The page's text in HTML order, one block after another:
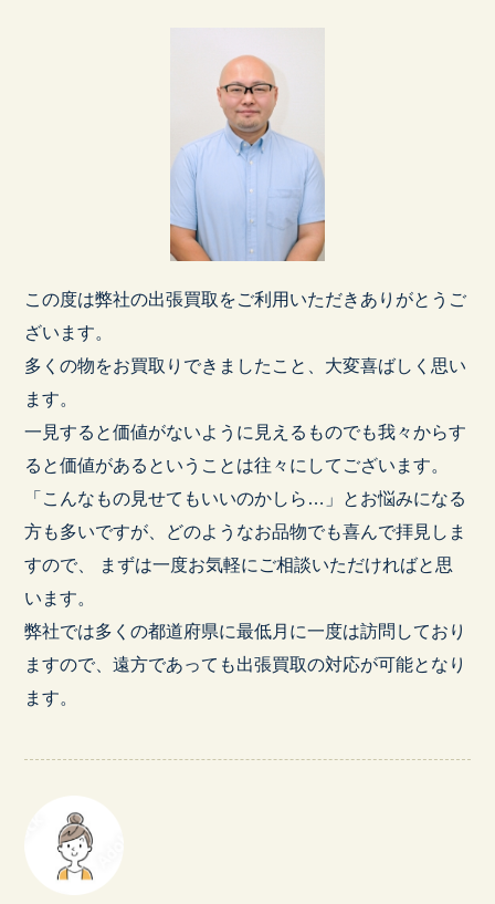
この度は弊社の出張買取をご利用いただきありがとうご
ざいます。
多くの物をお買取りできましたこと、大変喜ばしく思い
ます。
一見すると価値がないように見えるものでも我々からす
ると価値があるということは往々にしてございます。
「こんなもの見せてもいいのかしら…」とお悩みになる
方も多いですが、どのようなお品物でも喜んで拝見しま
すので、 まずは一度お気軽にご相談いただければと思
います。
弊社では多くの都道府県に最低月に一度は訪問しており
ますので、遠方であっても出張買取の対応が可能となり
ます。